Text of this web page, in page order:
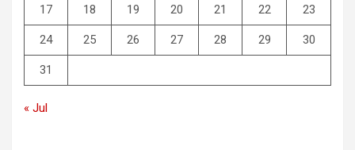
17 18 19 20 21 22 23
24 25 26 27 28 29 30
31
« Jul